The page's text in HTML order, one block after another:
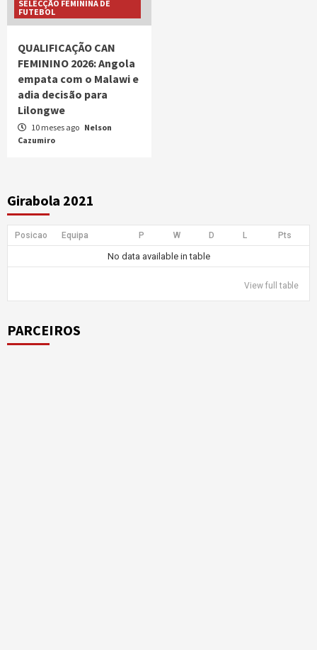
SELECÇÃO FEMININA DE
FUTEBOL
QUALIFICAÇÃO CAN
FEMININO 2026: Angola
empata com o Malawi e
adia decisão para
Lilongwe
10 meses ago Nelson
Cazumiro
Girabola 2021
Posicao Equipa P W D L Pts
No data available in table
View full table
PARCEIROS